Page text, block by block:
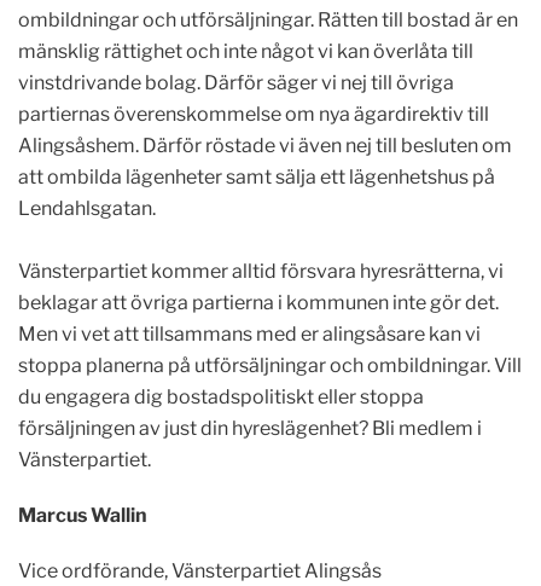
ombildningar och utförsäljningar. Rätten till bostad är en
mänsklig rättighet och inte något vi kan överlåta till
vinstdrivande bolag. Därför säger vi nej till övriga
partiernas överenskommelse om nya ägardirektiv till
Alingsåshem. Därför röstade vi även nej till besluten om
att ombilda lägenheter samt sälja ett lägenhetshus på
Lendahlsgatan.
Vänsterpartiet kommer alltid försvara hyresrätterna, vi
beklagar att övriga partierna i kommunen inte gör det.
Men vi vet att tillsammans med er alingsåsare kan vi
stoppa planerna på utförsäljningar och ombildningar. Vill
du engagera dig bostadspolitiskt eller stoppa
försäljningen av just din hyreslägenhet? Bli medlem i
Vänsterpartiet.
Marcus Wallin
Vice ordförande, Vänsterpartiet Alingsås